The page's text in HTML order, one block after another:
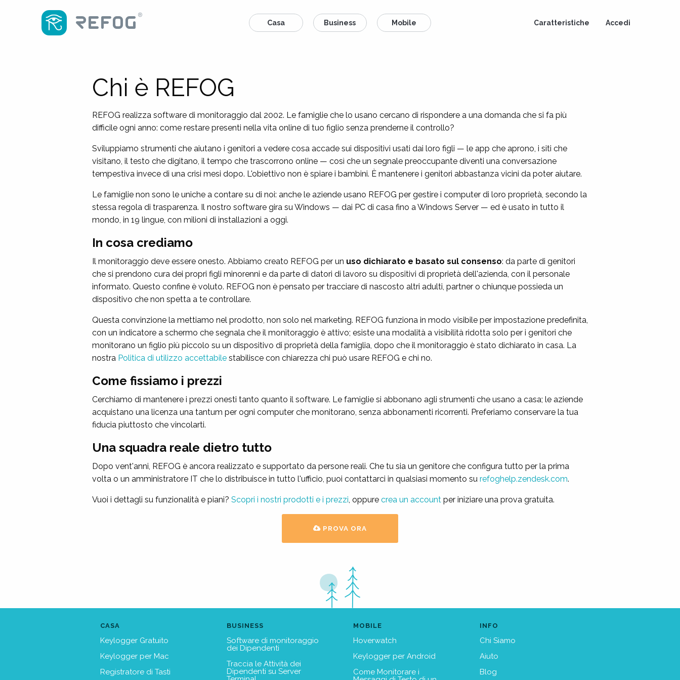
Casa Business Mobile Caratteristiche Accedi
Chi è REFOG
REFOG realizza software di monitoraggio dal 2002. Le famiglie che lo usano cercano di rispondere a una domanda che si fa più
difficile ogni anno: come restare presenti nella vita online di tuo figlio senza prenderne il controllo?
Sviluppiamo strumenti che aiutano i genitori a vedere cosa accade sui dispositivi usati dai loro figli — le app che aprono, i siti che
visitano, il testo che digitano, il tempo che trascorrono online — così che un segnale preoccupante diventi una conversazione
tempestiva invece di una crisi mesi dopo. L'obiettivo non è spiare i bambini. È mantenere i genitori abbastanza vicini da poter aiutare.
Le famiglie non sono le uniche a contare su di noi: anche le aziende usano REFOG per gestire i computer di loro proprietà, secondo la
stessa regola di trasparenza. Il nostro software gira su Windows — dai PC di casa fino a Windows Server — ed è usato in tutto il
mondo, in 19 lingue, con milioni di installazioni a oggi.
In cosa crediamo
Il monitoraggio deve essere onesto. Abbiamo creato REFOG per un uso dichiarato e basato sul consenso: da parte di genitori
che si prendono cura dei propri figli minorenni e da parte di datori di lavoro su dispositivi di proprietà dell'azienda, con il personale
informato. Questo confine è voluto. REFOG non è pensato per tracciare di nascosto altri adulti, partner o chiunque possieda un
dispositivo che non spetta a te controllare.
Questa convinzione la mettiamo nel prodotto, non solo nel marketing. REFOG funziona in modo visibile per impostazione predefinita,
con un indicatore a schermo che segnala che il monitoraggio è attivo; esiste una modalità a visibilità ridotta solo per i genitori che
monitorano un figlio più piccolo su un dispositivo di proprietà della famiglia, dopo che il monitoraggio è stato dichiarato in casa. La
nostra Politica di utilizzo accettabile stabilisce con chiarezza chi può usare REFOG e chi no.
Come fissiamo i prezzi
Cerchiamo di mantenere i prezzi onesti tanto quanto il software. Le famiglie si abbonano agli strumenti che usano a casa; le aziende
acquistano una licenza una tantum per ogni computer che monitorano, senza abbonamenti ricorrenti. Preferiamo conservare la tua
fiducia piuttosto che vincolarti.
Una squadra reale dietro tutto
Dopo vent'anni, REFOG è ancora realizzato e supportato da persone reali. Che tu sia un genitore che configura tutto per la prima
volta o un amministratore IT che lo distribuisce in tutto l'ufficio, puoi contattarci in qualsiasi momento su refoghelp.zendesk.com.
Vuoi i dettagli su funzionalità e piani? Scopri i nostri prodotti e i prezzi, oppure crea un account per iniziare una prova gratuita.
PROVA ORA
CASA
Keylogger Gratuito
Keylogger per Mac
Registratore di Tasti
BUSINESS
Software di monitoraggio
dei Dipendenti
Traccia le Attività dei
Dipendenti su Server
MOBILE
Hoverwatch
Keylogger per Android
Come Monitorare i
INFO
Chi Siamo
Aiuto
Blog